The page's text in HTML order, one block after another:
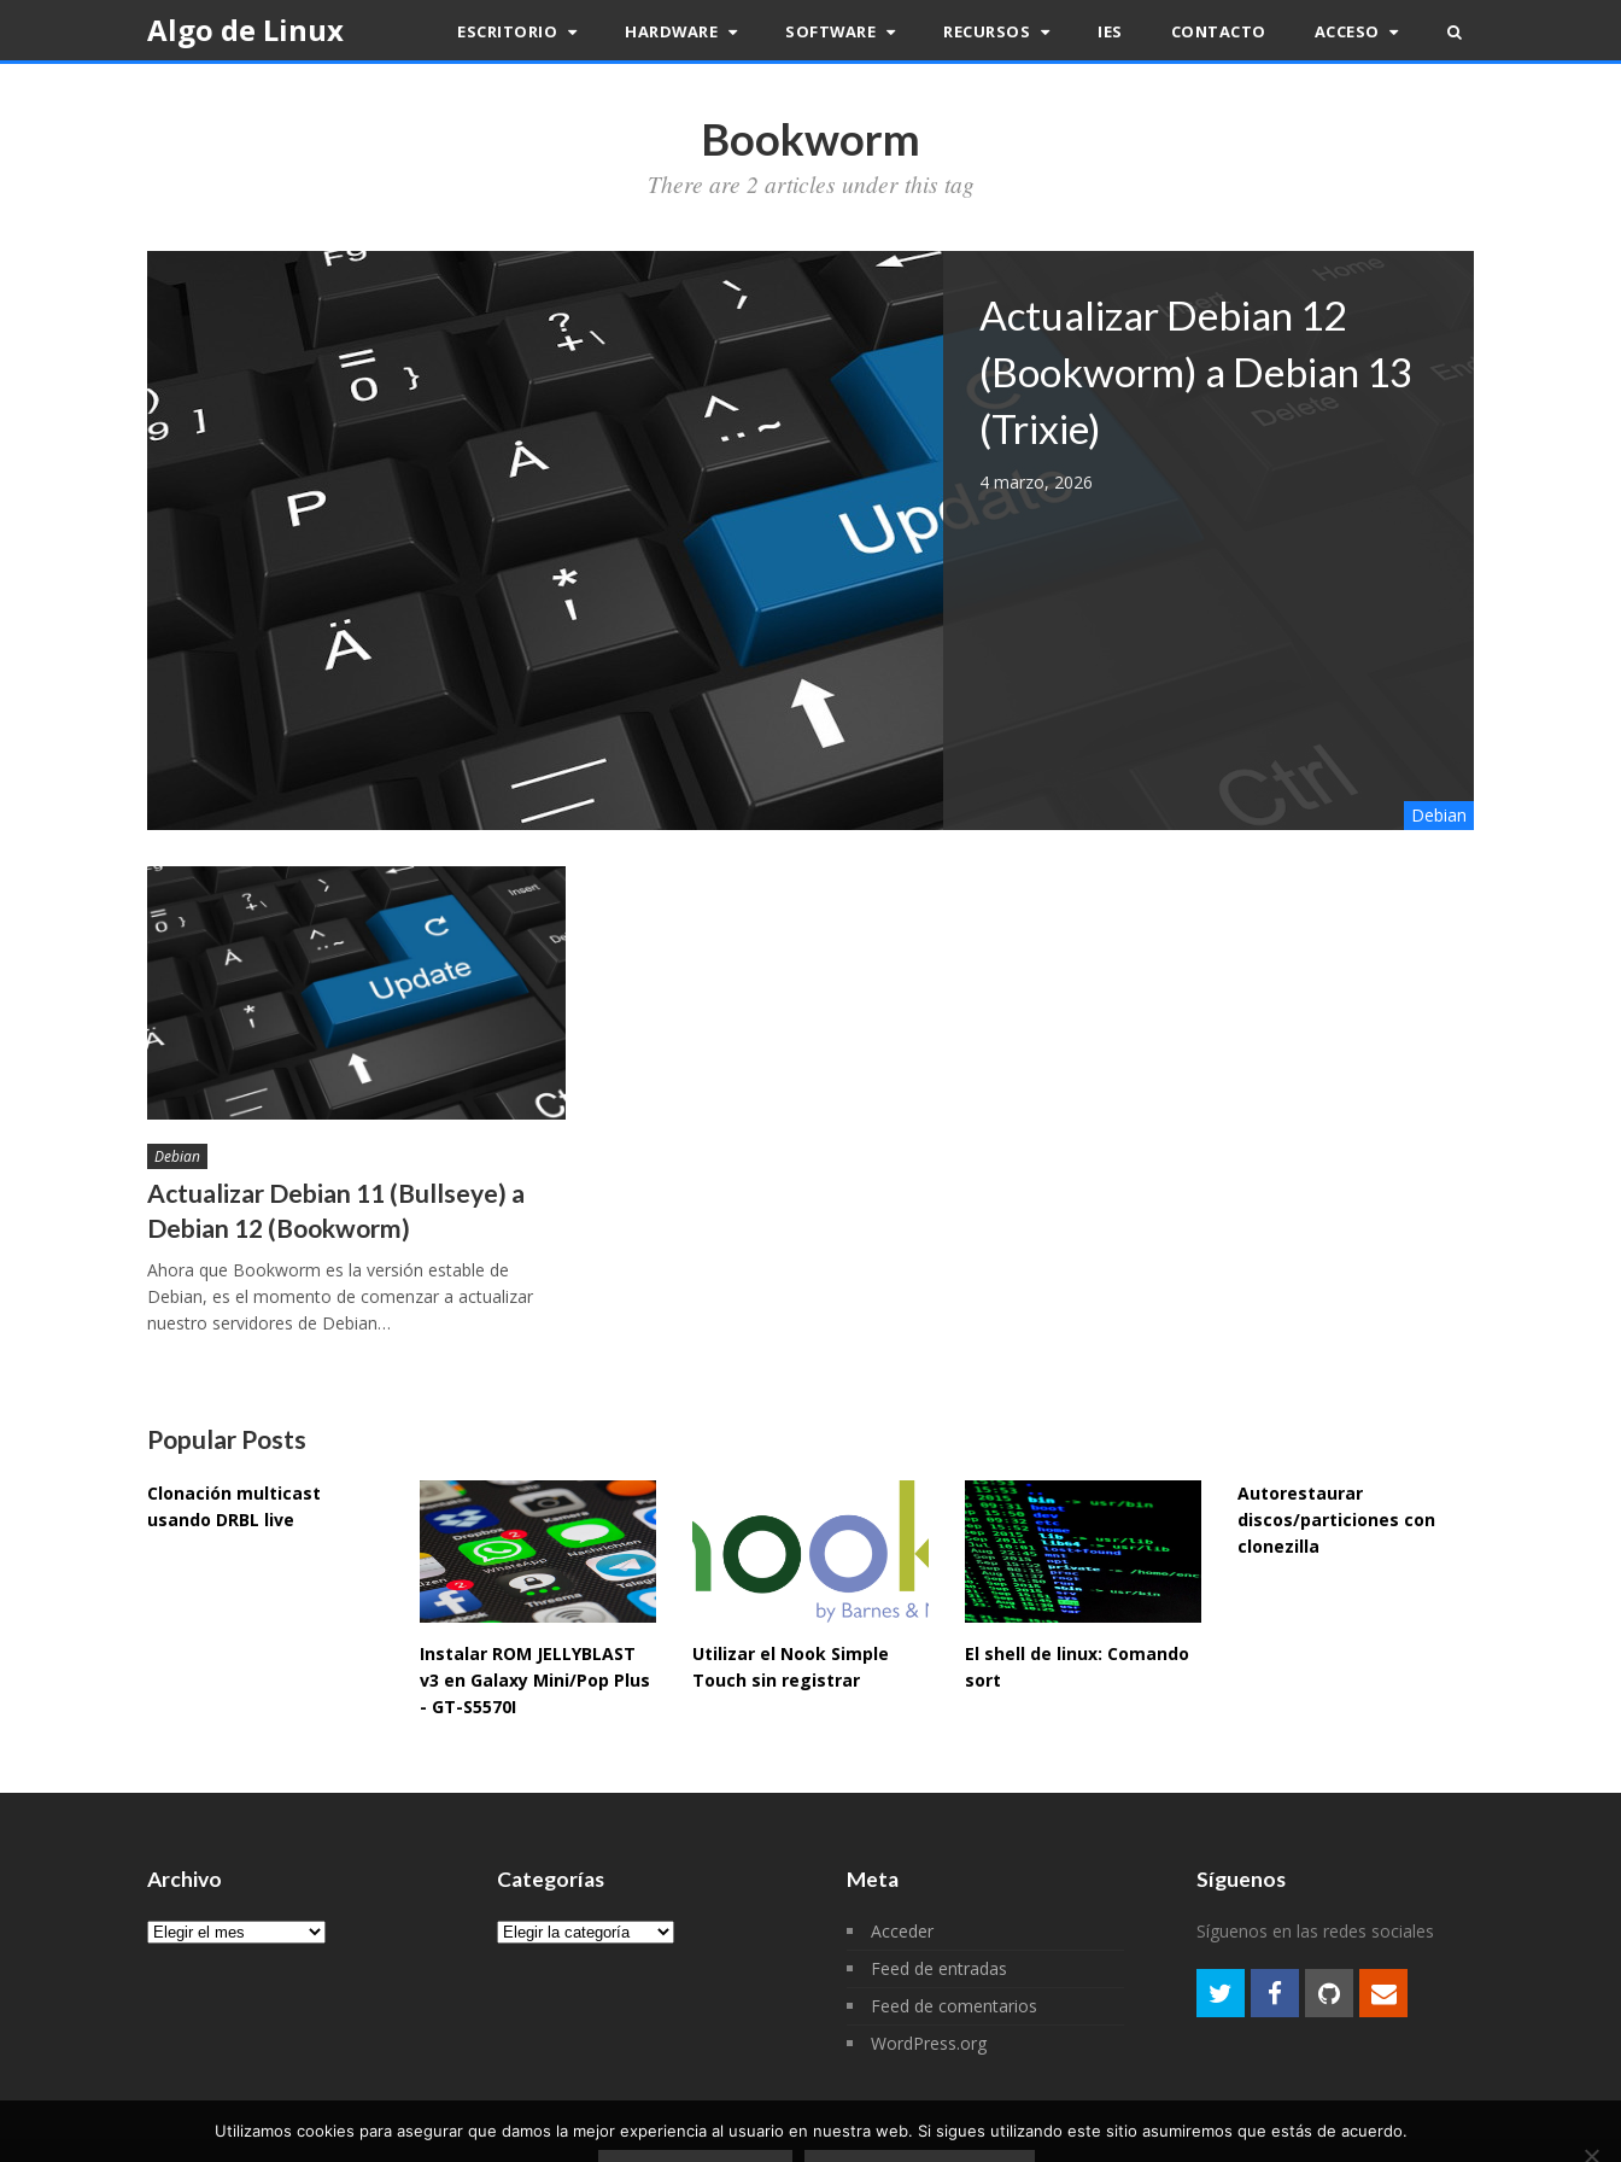
content
Algo de Linux ESCRITORIO HARDWARE SOFTWARE RECURSOS IES CONTACTO ACCESO
Bookworm
There are 2 articles under this tag
Actualizar Debian 12
(Bookworm) a Debian 13
(Trixie)
4 marzo, 2026
Debian
Debian
Actualizar Debian 11 (Bullseye) a
Debian 12 (Bookworm)
Ahora que Bookworm es la versión estable de
Debian, es el momento de comenzar a actualizar
nuestro servidores de Debian…
Popular Posts
Clonación multicast
usando DRBL live
Instalar ROM JELLYBLAST
v3 en Galaxy Mini/Pop Plus
- GT-S5570I
Utilizar el Nook Simple
Touch sin registrar
El shell de linux: Comando
sort
Autorestaurar
discos/particiones con
clonezilla
Archivo
Archivo
Categorías
Categorías
Meta
Acceder
Feed de entradas
Feed de comentarios
WordPress.org
Síguenos
Síguenos en las redes sociales
Utilizamos cookies para asegurar que damos la mejor experiencia al usuario en nuestra web. Si sigues utilizando este sitio asumiremos que estás de acuerdo.